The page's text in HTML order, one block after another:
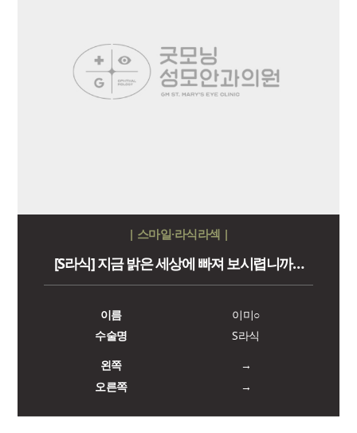
| 스마일·라식라섹 |
[S라식] 지금 밝은 세상에 빠져 보시렵니까…
이름
이미○
수술명
S라식
왼쪽
→
오른쪽
→